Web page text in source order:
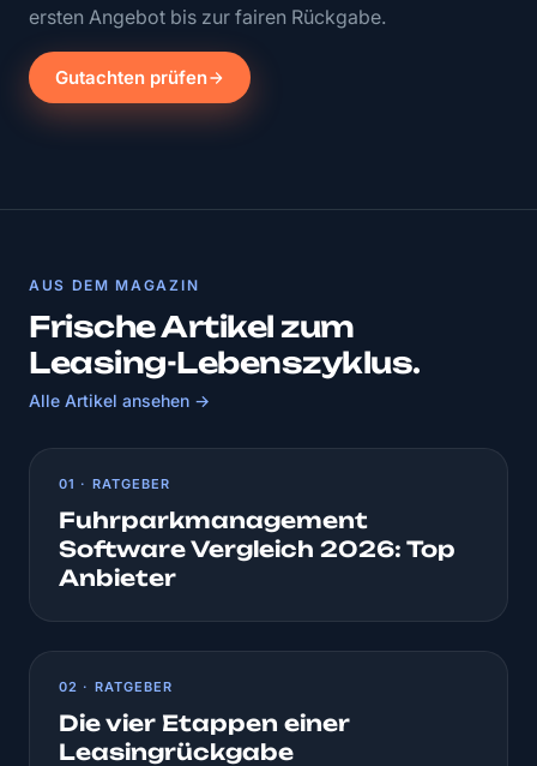
ersten Angebot bis zur fairen Rückgabe.
Gutachten prüfen
AUS DEM MAGAZIN
Frische Artikel zum
Leasing-Lebenszyklus.
Alle Artikel ansehen →
01 · RATGEBER
Fuhrparkmanagement
Software Vergleich 2026: Top
Anbieter
02 · RATGEBER
Die vier Etappen einer
Leasingrückgabe